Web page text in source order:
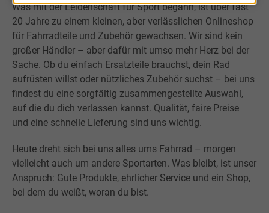
Was mit der Leidenschaft für Sport begann, ist über fast
20 Jahre zu einem kleinen, aber verlässlichen Onlineshop
für Fahrradteile und Zubehör gewachsen. Wir sind kein
großer Händler – aber dafür mit umso mehr Herz bei der
Sache. Ob du einfach Ersatzteile brauchst, dein Rad
aufrüsten willst oder nützliches Zubehör suchst – bei uns
findest du eine sorgfältig zusammengestellte Auswahl,
auf die du dich verlassen kannst. Qualität, faire Preise
und eine schnelle Lieferung sind uns wichtig.
Heute dreht sich bei uns alles ums Fahrrad – morgen
vielleicht auch um andere Sportarten. Was bleibt, ist unser
Anspruch: Gute Produkte, ehrlicher Service und ein Shop,
bei dem du weißt, woran du bist.